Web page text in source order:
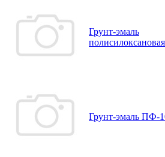
Грунт-эмаль
полисилоксановая
Грунт-эмаль ПФ-